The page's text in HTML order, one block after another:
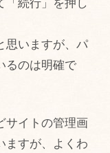
「続行」を押し
思いますが、パ
るのは明確で
サイトの管理画
ますが、よくわ